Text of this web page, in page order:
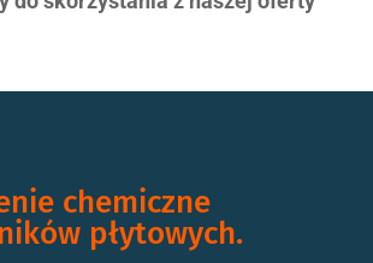
chemiczne
płytowych.